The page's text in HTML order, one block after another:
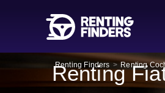
Renting Finders > Renting
Renting